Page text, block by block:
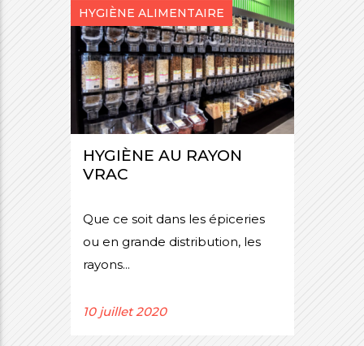
HYGIÈNE ALIMENTAIRE
HYGIÈNE AU RAYON
VRAC
Que ce soit dans les épiceries
ou en grande distribution, les
rayons...
10 juillet 2020